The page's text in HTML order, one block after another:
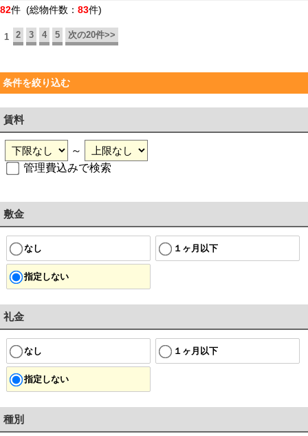
82件 (総物件数： 83件)
1 2 3 4 5 次の20件>>
条件を絞り込む
賃料
～
管理費込みで検索
敷金
なし １ヶ月以下
指定しない
礼金
なし １ヶ月以下
指定しない
種別